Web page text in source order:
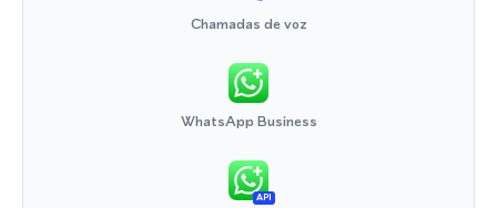
Chamadas de voz
WhatsApp Business
API